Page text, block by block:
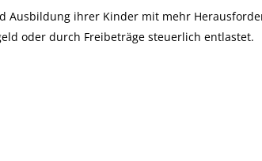
Ausbildung ihrer Kinder mit mehr
oder durch Freibeträge steuerlich entlastet.